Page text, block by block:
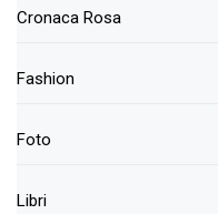
Cronaca Rosa
Fashion
Foto
Libri